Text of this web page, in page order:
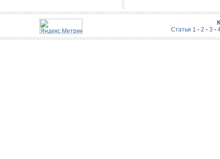
Статьи 1 - 2 - 3 -